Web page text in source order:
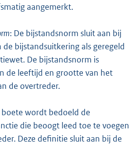
aangemerkt.
: De bijstandsnorm sluit aan bij
de bijstandsuitkering als geregeld
De bijstandsnorm is
de leeftijd en grootte van het
de overtreder.
wordt bedoeld de
die beoogt leed toe te voegen
Deze definitie sluit aan bij de